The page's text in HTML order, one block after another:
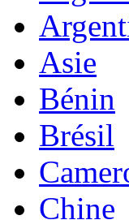
Asie
Bénin
Brésil
Chine